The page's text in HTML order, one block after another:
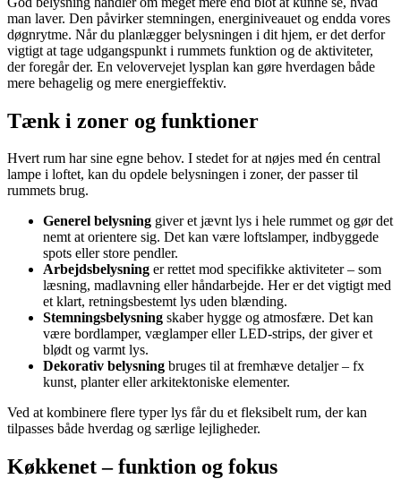
man laver. Den påvirker stemningen, energiniveauet og endda vores
døgnrytme. Når du planlægger belysningen i dit hjem, er det derfor
vigtigt at tage udgangspunkt i rummets funktion og de aktiviteter,
der foregår der. En velovervejet lysplan kan gøre hverdagen både
mere behagelig og mere energieffektiv.
Tænk i zoner og funktioner
Hvert rum har sine egne behov. I stedet for at nøjes med én central
lampe i loftet, kan du opdele belysningen i zoner, der passer til
rummets brug.
Generel belysning giver et jævnt lys i hele rummet og gør det
nemt at orientere sig. Det kan være loftslamper, indbyggede
spots eller store pendler.
Arbejdsbelysning er rettet mod specifikke aktiviteter – som
læsning, madlavning eller håndarbejde. Her er det vigtigt med
et klart, retningsbestemt lys uden blænding.
Stemningsbelysning skaber hygge og atmosfære. Det kan
være bordlamper, væglamper eller LED-strips, der giver et
blødt og varmt lys.
Dekorativ belysning bruges til at fremhæve detaljer – fx
kunst, planter eller arkitektoniske elementer.
Ved at kombinere flere typer lys får du et fleksibelt rum, der kan
tilpasses både hverdag og særlige lejligheder.
Køkkenet – funktion og fokus